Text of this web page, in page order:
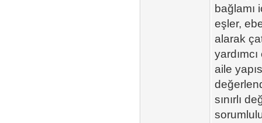
bağlamı
eşler,
alarak
aile
sınırlı